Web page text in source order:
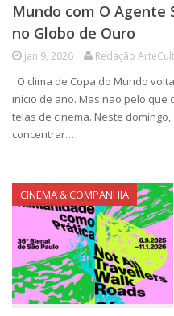
Mundo com O Agente
no Globo de Ouro
jan 9, 2026 Redação
O clima de Copa do Mundo
início de ano. Mas não pelo que
telas de cinema. Neste
concentrar…
CINEMA & COMPANHIA